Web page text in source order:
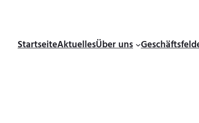
StartseiteAktuellesÜber uns